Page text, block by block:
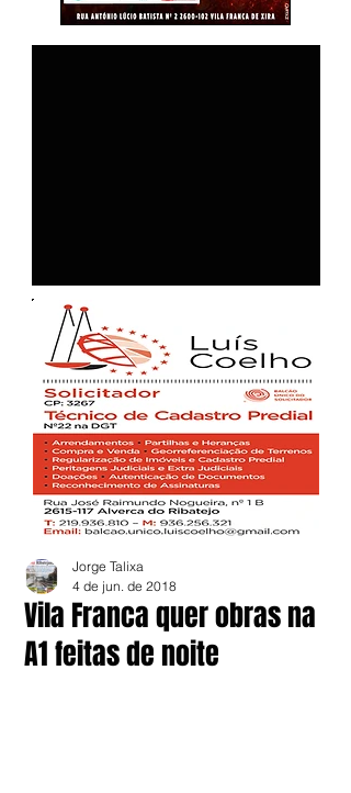
Vila Franca quer obras na
A1 feitas de noite
Jorge Talixa
4 de jun. de 2018